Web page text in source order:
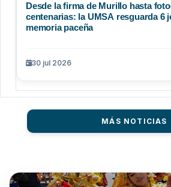
Desde la firma de Murillo hasta
centenarias: la UMSA resguarda 6
memoria paceña
30 jul 2026
MÁS NOTICIAS